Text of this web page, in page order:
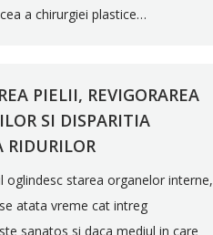
a chirurgiei plastice…
PIELII, REVIGORAREA
SI DISPARITIA
RIDURILOR
oglindesc starea organelor interne,
atata vreme cat intreg
sanatos si daca mediul in care